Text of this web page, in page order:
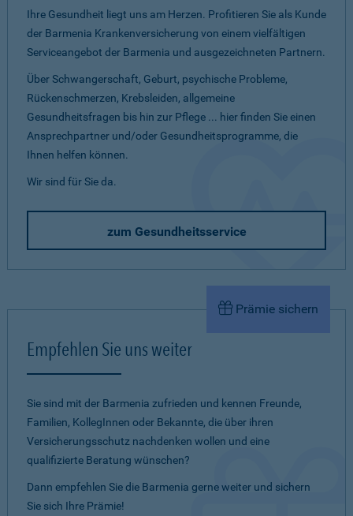
Ihre Gesundheit liegt uns am Herzen. Profitieren Sie als Kunde
der Barmenia Krankenversicherung von einem vielfältigen
Serviceangebot der Barmenia und ausgezeichneten Partnern.
Über Schwangerschaft, Geburt, psychische Probleme,
Rückenschmerzen, Krebsleiden, allgemeine
Gesundheitsfragen bis hin zur Pflege ... hier finden Sie einen
Ansprechpartner und/oder Gesundheitsprogramme, die
Ihnen helfen können.
Wir sind für Sie da.
zum Gesundheitsservice
Prämie sichern
Empfehlen Sie uns weiter
Sie sind mit der Barmenia zufrieden und kennen Freunde,
Familien, KollegInnen oder Bekannte, die über ihren
Versicherungsschutz nachdenken wollen und eine
qualifizierte Beratung wünschen?
Dann empfehlen Sie die Barmenia gerne weiter und sichern
Sie sich Ihre Prämie!